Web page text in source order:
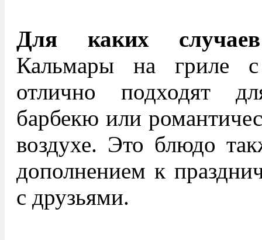
Для каких
Кальмары на гриле
отлично подходят
барбекю или
воздухе. Это блюдо
дополнением к
с друзьями.